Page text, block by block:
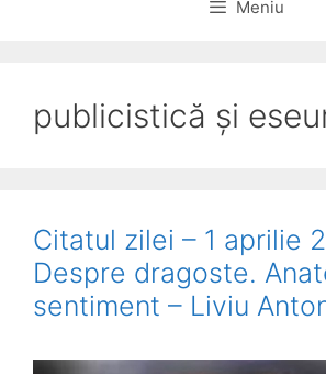
Meniu
publicistică și
Citatul zilei – 1 aprilie
Despre dragoste.
sentiment – Liviu